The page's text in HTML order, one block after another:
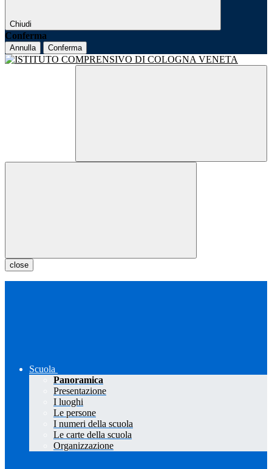
Chiudi
Conferma
Annulla Conferma
close
Scuola
Panoramica
Presentazione
I luoghi
Le persone
I numeri della scuola
Le carte della scuola
Organizzazione